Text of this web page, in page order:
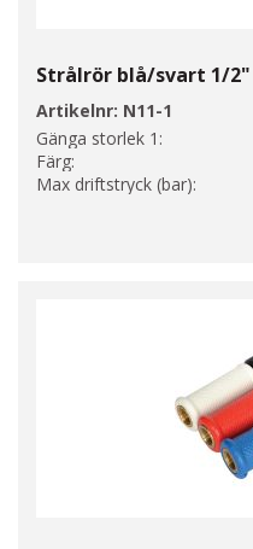
Strålrör blå/svart 1/2"
Artikelnr: N11-1
Gänga storlek 1:
Färg:
Max driftstryck (bar):